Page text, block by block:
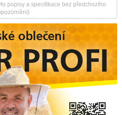
popisy a specifikace bez předchozího